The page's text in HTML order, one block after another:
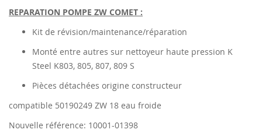
REPARATION POMPE ZW COMET :
Kit de révision/maintenance/réparation
Monté entre autres sur nettoyeur haute pression K
Steel K803, 805, 807, 809 S
Pièces détachées origine constructeur
compatible 50190249 ZW 18 eau froide
Nouvelle référence: 10001-01398